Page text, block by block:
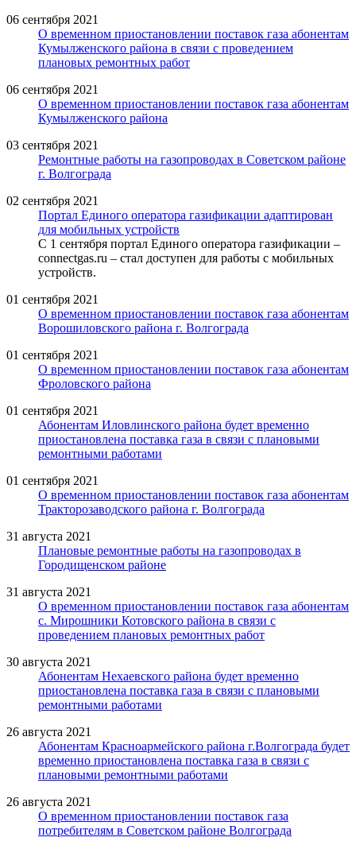
06 сентября 2021
О временном приостановлении поставок газа абонентам
Кумылженского района в связи с проведением
плановых ремонтных работ
06 сентября 2021
О временном приостановлении поставок газа абонентам
Кумылженского района
03 сентября 2021
Ремонтные работы на газопроводах в Советском районе
г. Волгограда
02 сентября 2021
Портал Единого оператора газификации адаптирован
для мобильных устройств
С 1 сентября портал Единого оператора газификации –
connectgas.ru – стал доступен для работы с мобильных
устройств.
01 сентября 2021
О временном приостановлении поставок газа абонентам
Ворошиловского района г. Волгограда
01 сентября 2021
О временном приостановлении поставок газа абонентам
Фроловского района
01 сентября 2021
Абонентам Иловлинского района будет временно
приостановлена поставка газа в связи с плановыми
ремонтными работами
01 сентября 2021
О временном приостановлении поставок газа абонентам
Тракторозаводского района г. Волгограда
31 августа 2021
Плановые ремонтные работы на газопроводах в
Городищенском районе
31 августа 2021
О временном приостановлении поставок газа абонентам
с. Мирошники Котовского района в связи с
проведением плановых ремонтных работ
30 августа 2021
Абонентам Нехаевского района будет временно
приостановлена поставка газа в связи с плановыми
ремонтными работами
26 августа 2021
Абонентам Красноармейского района г.Волгограда будет
временно приостановлена поставка газа в связи с
плановыми ремонтными работами
26 августа 2021
О временном приостановлении поставок газа
потребителям в Советском районе Волгограда